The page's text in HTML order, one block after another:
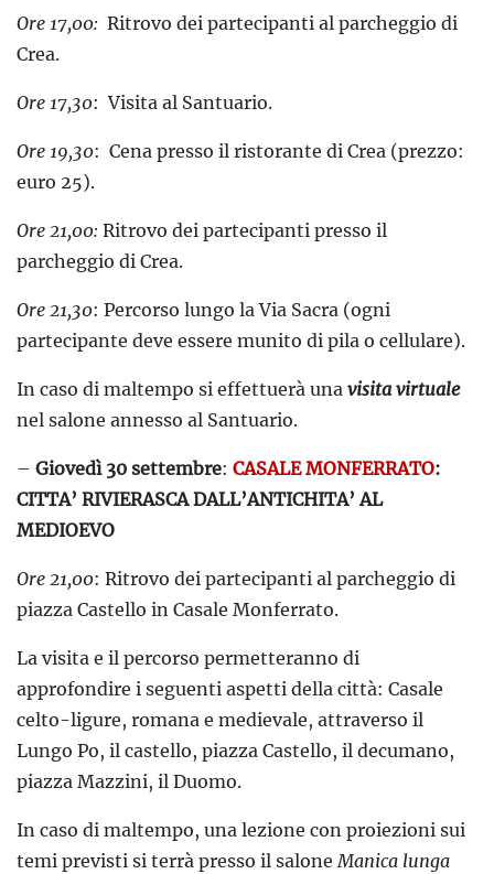
Ore 17,00: Ritrovo dei partecipanti al parcheggio di
Crea.
Ore 17,30: Visita al Santuario.
Ore 19,30: Cena presso il ristorante di Crea (prezzo:
euro 25).
Ore 21,00: Ritrovo dei partecipanti presso il
parcheggio di Crea.
Ore 21,30: Percorso lungo la Via Sacra (ogni
partecipante deve essere munito di pila o cellulare).
In caso di maltempo si effettuerà una visita virtuale
nel salone annesso al Santuario.
– Giovedì 30 settembre: CASALE MONFERRATO:
CITTA’ RIVIERASCA DALL’ANTICHITA’ AL
MEDIOEVO
Ore 21,00: Ritrovo dei partecipanti al parcheggio di
piazza Castello in Casale Monferrato.
La visita e il percorso permetteranno di
approfondire i seguenti aspetti della città: Casale
celto-ligure, romana e medievale, attraverso il
Lungo Po, il castello, piazza Castello, il decumano,
piazza Mazzini, il Duomo.
In caso di maltempo, una lezione con proiezioni sui
temi previsti si terrà presso il saloneManica lunga